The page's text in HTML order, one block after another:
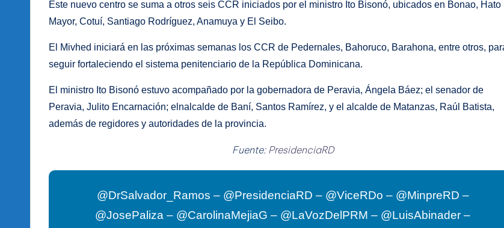
Este nuevo centro se suma a otros seis CCR iniciados por el ministro Ito Bisonó, ubicados en Bonao, Hato
Mayor, Cotuí, Santiago Rodríguez, Anamuya y El Seibo.
El Mivhed iniciará en las próximas semanas los CCR de Pedernales, Bahoruco, Barahona, entre otros,
seguir fortaleciendo el sistema penitenciario de la República Dominicana.
El ministro Ito Bisonó estuvo acompañado por la gobernadora de Peravia, Ángela Báez; el senador de
Peravia, Julito Encarnación; elnalcalde de Baní, Santos Ramírez, y el alcalde de Matanzas, Raúl Batista,
además de regidores y autoridades de la provincia.
Fuente: PresidenciaRD
@DrSalvador_Ramos – @PresidenciaRD – @ViceRDo – @MinpreRD –
@JosePaliza – @CarolinaMejiaG – @LaVozDelPRM – @LuisAbinader –